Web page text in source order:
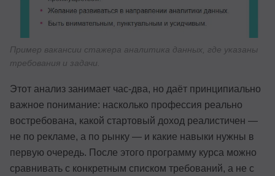
Пример вакансии стажера аналитика данных, где указаны
требования и задачи.
Этот анализ занимает час-два, но даёт принципиально
важное понимание: насколько профессия реально
востребована, какой стартовый доход реалистичен —
не по рекламе, а по рынку — и какие навыки нужны в
первую очередь. После этого программу курса можно
сравнивать с конкретным списком требований, а не с